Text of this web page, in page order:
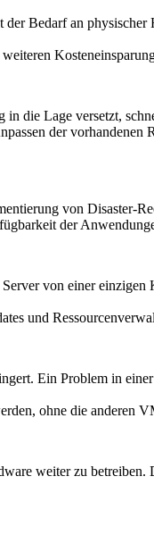
Bedarf an
die Lage versetzt,
der vorhandenen
von Disaster-
der
von einer
und
Ein Problem in
ohne die anderen
weiter zu